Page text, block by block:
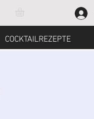
COCKTAILREZEPTE